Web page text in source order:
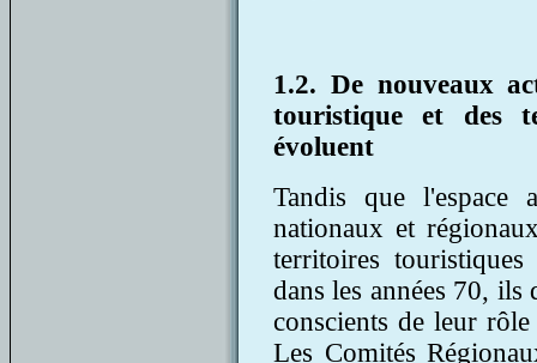
1.2. De nouveaux
touristique et des
évoluent
Tandis que l'espace
nationaux et
territoires
dans les années 70, ils
conscients de leur
Les Comités